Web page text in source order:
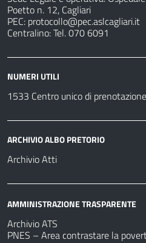
Poetto n. 12, Cagliari
PEC: protocollo@pec.aslcagliari.it
Centralino: Tel. 070 6091
NUMERI UTILI
1533 Centro unico di prenotazione
ARCHIVIO ALBO PRETORIO
Archivio Atti
AMMINISTRAZIONE TRASPARENTE
Archivio ATS
PNES – Area contrastare la